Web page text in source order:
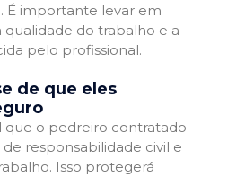
É importante levar em
qualidade do trabalho e a
pelo profissional.
de que eles
que o pedreiro contratado
responsabilidade civil e
Isso protegerá